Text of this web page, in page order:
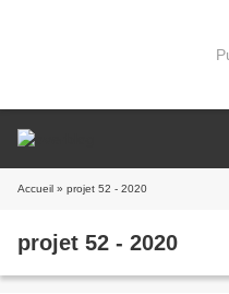
Accueil » projet 52 - 2020
projet 52 - 2020